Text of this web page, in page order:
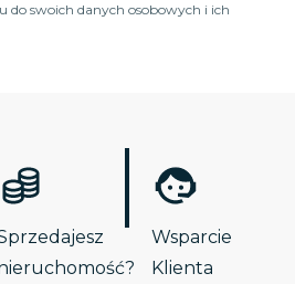
do swoich danych osobowych i ich
Wsparcie
Klienta